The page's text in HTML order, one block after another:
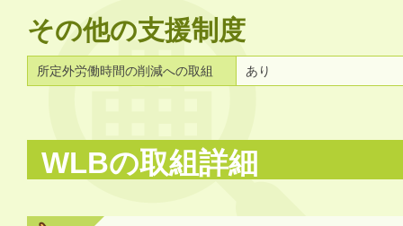
その他の支援制度
所定外労働時間の削減への取組 あり
WLBの取組詳細